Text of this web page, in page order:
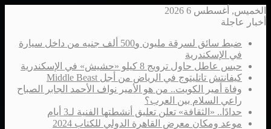
الخميس, أغسطس 6 2026
أخبار عاجلة
ضبط سائق لسرقة مليون و500 ألف جنيه من داخل سيارة
في الإسكندرية
حبس عاطل حاول ترويج 8 كيلو «حشيش» في الإسكندرية
كيفانتش تاتليتوج في الرياض من أجل Middle Beast
وفاة أمير الكويت.. من هو الأمير نواف الأحمد الجابر الصباح
راعي السلام بين العرب؟
حدادًا.. «الثقافة» تعلن تعليق أنشطتها الفنية لـ3 أيام
موعد ومكان معرض القاهرة الدولي للكتاب 2024